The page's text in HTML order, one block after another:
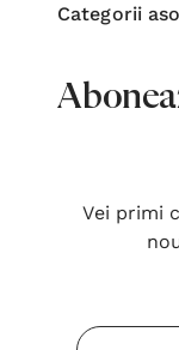
Categorii
Vei primi
Adresa